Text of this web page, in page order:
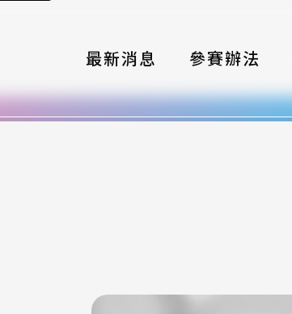
最新消息 參賽辦法
大賽組織
簡章與年鑑